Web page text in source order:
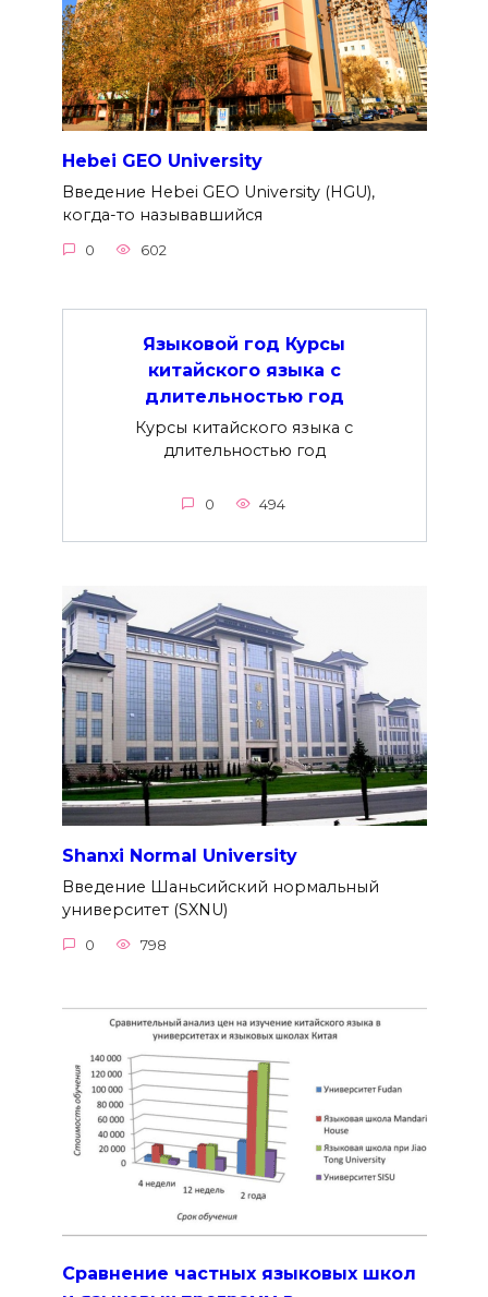
Hebei GEO University
Введение Hebei GEO University (HGU),
когда-то называвшийся
0 602
Языковой год Курсы
китайского языка с
длительностью год
Курсы китайского языка с
длительностью год
0 494
Shanxi Normal University
Введение Шаньсийский нормальный
университет (SXNU)
0 798
Сравнение частных языковых школ